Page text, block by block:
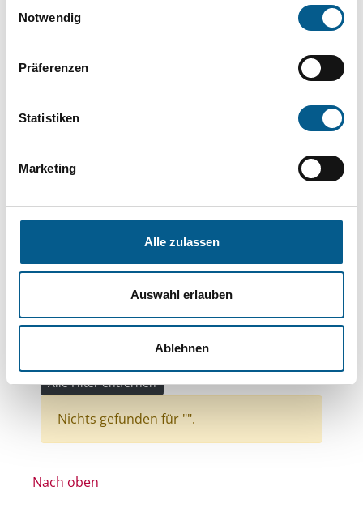
Notwendig
Präferenzen
Statistiken
Marketing
Alle zulassen
Auswahl erlauben
Ablehnen
Kategorien verfeinert werden.
Suchen
Aktive Filter:
Themen: Sport
Themen: Bildung und Erziehung
Themen: Kunst & Kultur
Themen: Kinder, Jugendliche & Familie
Themen: Gesundheitswesen
Themen: Wohlfahrtswesen
Stiftungstyp: Lokal tätige Stiftung
Alle Filter entfernen
Nichts gefunden für "".
Nach oben